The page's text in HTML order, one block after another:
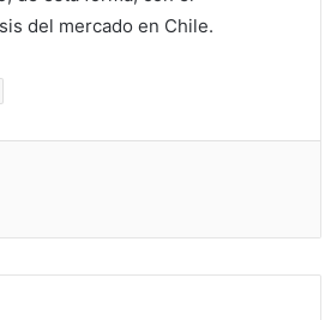
del mercado en Chile.